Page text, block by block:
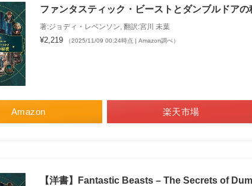
ファンタスティック・ビーストとダンブルドアの
著:ジョディ・レベンソン, 翻訳:宮川 未葉
¥2,219 （2025/11/09 00:24時点 | Amazon調べ）
Amazon 楽天市場
【洋書】Fantastic Beasts – The Secrets of